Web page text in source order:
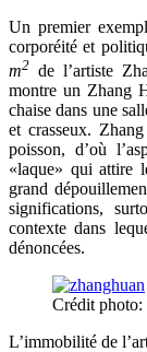
Un premier
corporéité et
m2 de l’artiste
montre un Zhang
chaise dans une
et crasseux.
poisson, d’où
«laque» qui attire
grand
significations,
contexte dans
dénoncées.
Crédit
L’immobilité de